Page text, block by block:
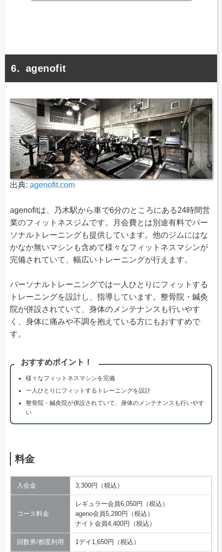
agenofit
出典: agenofit.com
agenofitは、乃木駅から車で6分のところにある24時間営
業のフィットネスジムです。月会費とは別途有料でパー
ソナルトレーニングも提供しています。他のジムにはな
かなか無いマシンも含めて様々なフィットネスマシンが
完備されていて、幅広いトレーニングが行えます。
パーソナルトレーニングでは一人ひとりにフィットする
トレーニングを設計し、指導しています。整骨院・鍼灸
院が併設されていて、身体のメンテナンスも行いやす
く、身体に痛みや不調を抱えている方にもおすすめで
す。
おすすめポイント！
様々なフィットネスマシンを完備
一人ひとりにフィットするトレーニングを設計
整骨院・鍼灸院が併設されていて、身体のメンテナンスも行いやす
い
料金
入会金 3,300円（税込）
コース料金
レギュラー会員6,050円（税込）
ageno会員5,280円（税込）
ナイト会員4,400円（税込）
回数券/都度利用 1デイ1,650円（税込）